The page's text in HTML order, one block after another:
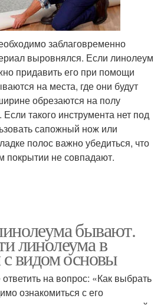
заблаговременно
выровнялся. Если линолеум
придавить его при помощи
на места, где они будут
обрезаются на полу
такого инструмента нет под
сапожный нож или
полос важно убедиться, что
покрытии не совпадают.
бывают.
линолеума в
с видом основы
на вопрос: «Как выбрать
ознакомиться с его